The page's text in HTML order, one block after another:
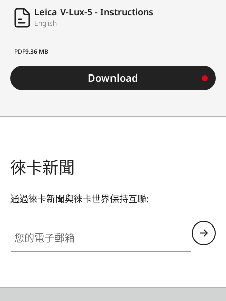
Leica V-Lux-5 - Instructions
English
PDF9.36 MB
Download
徠卡新聞
通過徠卡新聞與徠卡世界保持互聯: